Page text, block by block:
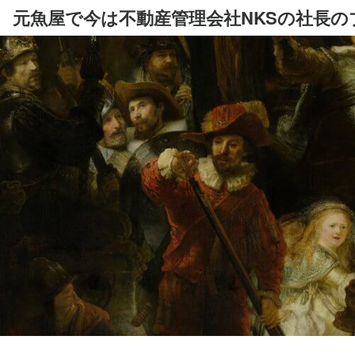
元魚屋で今は不動産管理会社NKSの社長